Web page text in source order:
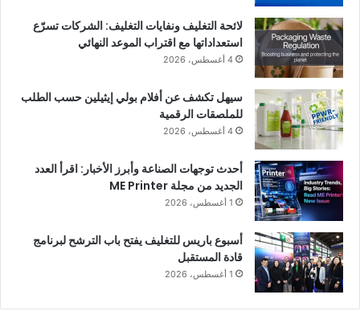
لائحة التغليف ونفايات التغليف: الشركات تسرّع
استعداداتها مع اقتراب الموعد النهائي
4 أغسطس، 2026
سيهل تكشف عن أفلام بولي إيثيلين حسب الطلب
للملصقات الرقمية
4 أغسطس، 2026
أحدث توجهات الصناعة وأبرز الأخبار: اقرأ العدد
الجديد من مجلة ME Printer
1 أغسطس، 2026
أسبوع باريس للتغليف يفتح باب الترشح لبرنامج
قادة المستقبل
1 أغسطس، 2026